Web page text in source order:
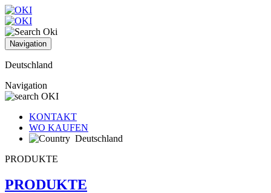
Navigation
Deutschland
Navigation
KONTAKT
WO KAUFEN
Deutschland
PRODUKTE
PRODUKTE